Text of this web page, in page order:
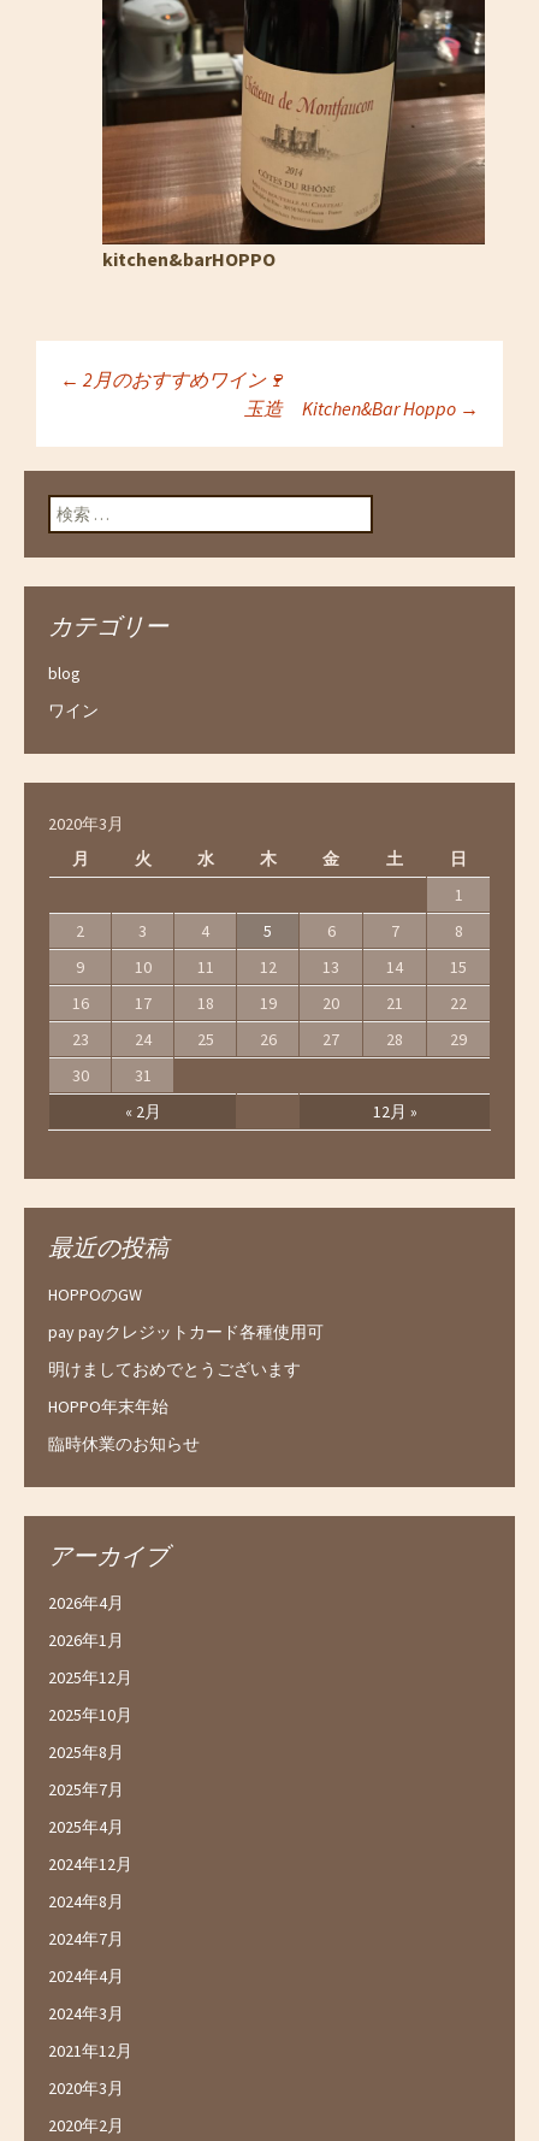
kitchen&barHOPPO
投稿ナビゲーショ
ン
← 2月のおすすめワイン🍷
玉造 Kitchen&Bar Hoppo →
検索:
カテゴリー
blog
ワイン
2020年3月
月
火 水 木 金 土 日
« 2月 12月 »
1
2
3 4 5 6 7
8
9
10 11 12 13 14
15
16
17 18 19 20 21
22
23
24 25 26 27 28
29
30
31
最近の投稿
HOPPOのGW
pay payクレジットカード各種使用可
明けましておめでとうございます
HOPPO年末年始
臨時休業のお知らせ
アーカイブ
2026年4月
2026年1月
2025年12月
2025年10月
2025年8月
2025年7月
2025年4月
2024年12月
2024年8月
2024年7月
2024年4月
2024年3月
2021年12月
2020年3月
2020年2月